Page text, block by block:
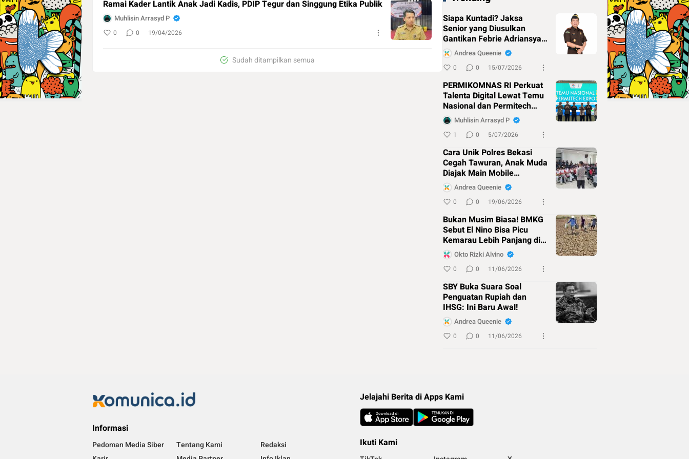
Ramai Kader Lantik Anak Jadi Kadis, PDIP Tegur dan Singgung Etika Publik
Muhlisin Arrasyd P
0 0 19/04/2026
Sudah ditampilkan semua
Siapa Kuntadi? Jaksa
Senior yang Diusulkan
Gantikan Febrie Adriansyah
sebagai Jampidsus
Andrea Queenie
0 0 15/07/2026
PERMIKOMNAS RI Perkuat
Talenta Digital Lewat Temu
Nasional dan Permitech
Expo 2026
Muhlisin Arrasyd P
1 0 5/07/2026
Cara Unik Polres Bekasi
Cegah Tawuran, Anak Muda
Diajak Main Mobile
Legends!
Andrea Queenie
0 0 19/06/2026
Bukan Musim Biasa! BMKG
Sebut El Nino Bisa Picu
Kemarau Lebih Panjang di
RI Okto Rizki Alvino
0 0 11/06/2026
SBY Buka Suara Soal
Penguatan Rupiah dan
IHSG: Ini Baru Awal!
Andrea Queenie
0 0 11/06/2026
Informasi
Pedoman Media Siber Tentang Kami
Redaksi
Jelajahi Berita di Apps Kami
Ikuti Kami